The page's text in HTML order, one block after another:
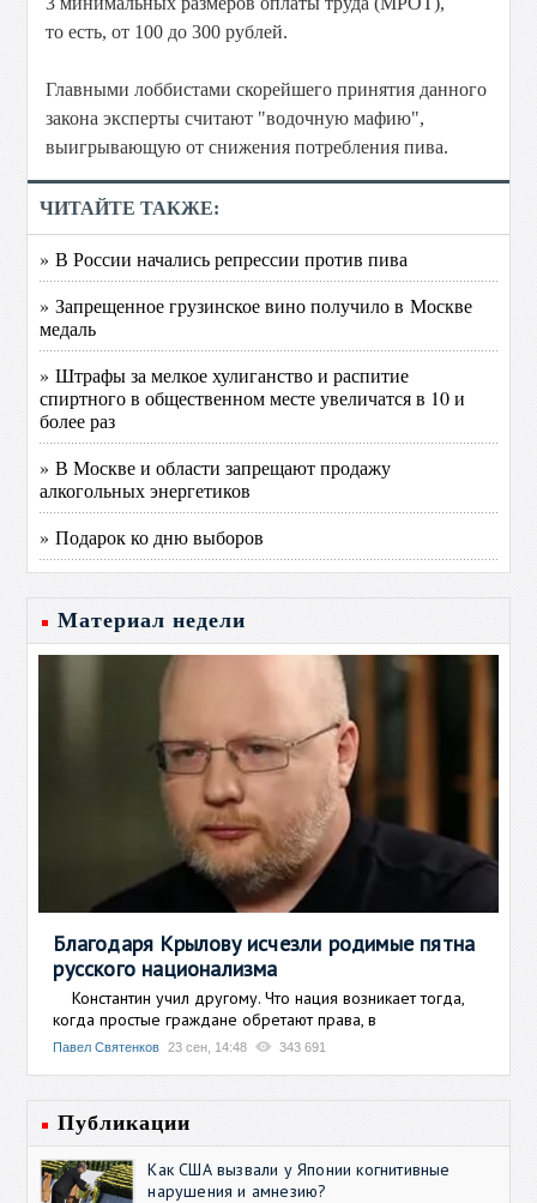
то есть, от 100 до 300 рублей.
Главными лоббистами скорейшего принятия данного
закона эксперты считают "водочную мафию",
выигрывающую от снижения потребления пива.
ЧИТАЙТЕ ТАКЖЕ:
» В России начались репрессии против пива
» Запрещенное грузинское вино получило в Москве
медаль
» Штрафы за мелкое хулиганство и распитие
спиртного в общественном месте увеличатся в 10 и
более раз
» В Москве и области запрещают продажу
алкогольных энергетиков
» Подарок ко дню выборов
Материал недели
Благодаря Крылову исчезли родимые пятна
русского национализма
Константин учил другому. Что нация возникает тогда,
когда простые граждане обретают права, в
Павел Святенков 23 сен, 14:48 343 691
Публикации
Как США вызвали у Японии когнитивные
нарушения и амнезию?